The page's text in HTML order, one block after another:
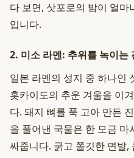
다 보면, 삿포로의 밤이 얼
입니다.
2. 미소 라멘: 추위를 녹이는
일본 라멘의 성지 중 하나인
홋카이도의 추운 겨울을 이
다. 돼지 뼈를 푹 고아 만든
을 풀어낸 국물은 한 모금
싸줍니다. 굵고 쫄깃한 면발,